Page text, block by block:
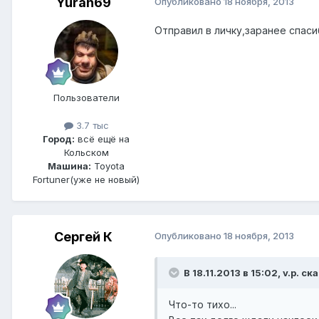
Пользователи
3.7 тыс
Город: всё ещё на
Кольском
Машина: Toyota
Fortuner(уже не новый)
Отправил в личку,заранее
Сергей К Опубликовано 18 ноября, 2013
В 18.11.2013 в 15:02, v.p.
Что-то тихо...